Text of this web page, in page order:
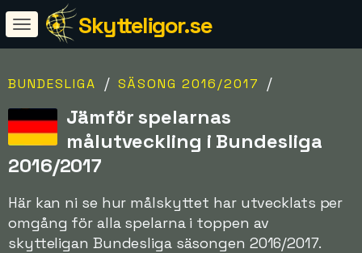
Skytteligor.se
BUNDESLIGA / SÄSONG 2016/2017 /
Jämför spelarnas
målutveckling i Bundesliga
2016/2017
Här kan ni se hur målskyttet har utvecklats per
omgång för alla spelarna i toppen av
skytteligan Bundesliga säsongen 2016/2017.